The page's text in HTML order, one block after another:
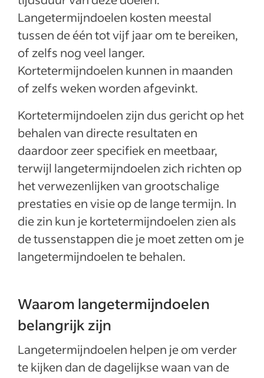
Langetermijndoelen kosten meestal
tussen de één tot vijf jaar om te bereiken,
of zelfs nog veel langer.
Kortetermijndoelen kunnen in maanden
of zelfs weken worden afgevinkt.
Kortetermijndoelen zijn dus gericht op het
behalen van directe resultaten en
daardoor zeer specifiek en meetbaar,
terwijl langetermijndoelen zich richten op
het verwezenlijken van grootschalige
prestaties en visie op de lange termijn. In
die zin kun je kortetermijndoelen zien als
de tussenstappen die je moet zetten om je
langetermijndoelen te behalen.
Waarom langetermijndoelen
belangrijk zijn
Langetermijndoelen helpen je om verder
te kijken dan de dagelijkse waan van de